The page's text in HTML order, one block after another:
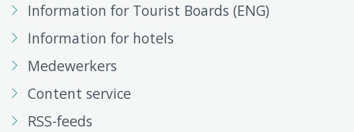
Information for Tourist Boards (ENG)
Information for hotels
Medewerkers
Content service
RSS-feeds